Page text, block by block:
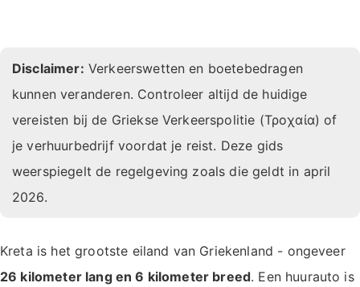
Disclaimer: Verkeerswetten en boetebedragen
kunnen veranderen. Controleer altijd de huidige
vereisten bij de Griekse Verkeerspolitie (Τροχαία) of
je verhuurbedrijf voordat je reist. Deze gids
weerspiegelt de regelgeving zoals die geldt in april
2026.
Kreta is het grootste eiland van Griekenland - ongeveer
26 kilometer lang en 6 kilometer breed. Een huurauto is